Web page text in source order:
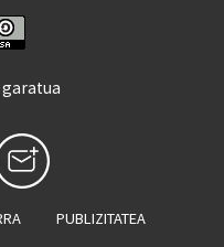
PUBLIZITATEA